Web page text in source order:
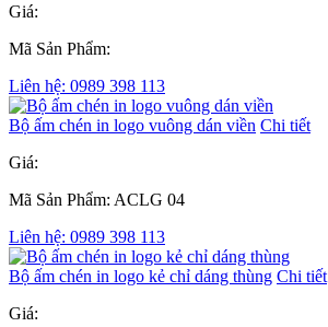
Giá:
Mã Sản Phẩm:
Liên hệ: 0989 398 113
Bộ ấm chén in logo vuông dán viền Chi tiết
Giá:
Mã Sản Phẩm: ACLG 04
Liên hệ: 0989 398 113
Bộ ấm chén in logo kẻ chỉ dáng thùng Chi tiết
Giá: